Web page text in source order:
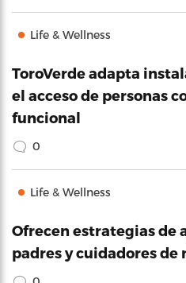
Life & Wellness
ToroVerde adapta
el acceso de personas
funcional
0
Life & Wellness
Ofrecen estrategias de
padres y cuidadores de